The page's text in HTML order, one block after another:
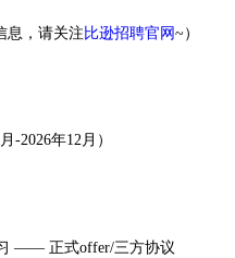
息，请关注 比逊招聘官网~）
-2026年12月）
—— 正式offer/三方协议